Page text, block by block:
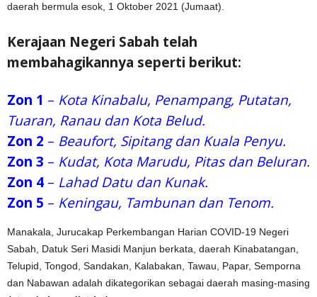
daerah bermula esok, 1 Oktober 2021 (Jumaat).
Kerajaan Negeri Sabah telah
membahagikannya seperti berikut:
Zon 1 – Kota Kinabalu, Penampang, Putatan,
Tuaran, Ranau dan Kota Belud.
Zon 2 – Beaufort, Sipitang dan Kuala Penyu.
Zon 3 – Kudat, Kota Marudu, Pitas dan Beluran.
Zon 4 – Lahad Datu dan Kunak.
Zon 5 – Keningau, Tambunan dan Tenom.
Manakala, Jurucakap Perkembangan Harian COVID-19 Negeri
Sabah, Datuk Seri Masidi Manjun berkata, daerah Kinabatangan,
Telupid, Tongod, Sandakan, Kalabakan, Tawau, Papar, Semporna
dan Nabawan adalah dikategorikan sebagai daerah masing-masing